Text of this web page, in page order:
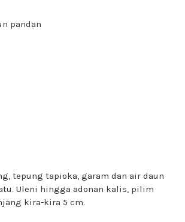
pandan
tepung tapioka, garam dan air daun
Uleni hingga adonan kalis, pilim
kira-kira 5 cm.